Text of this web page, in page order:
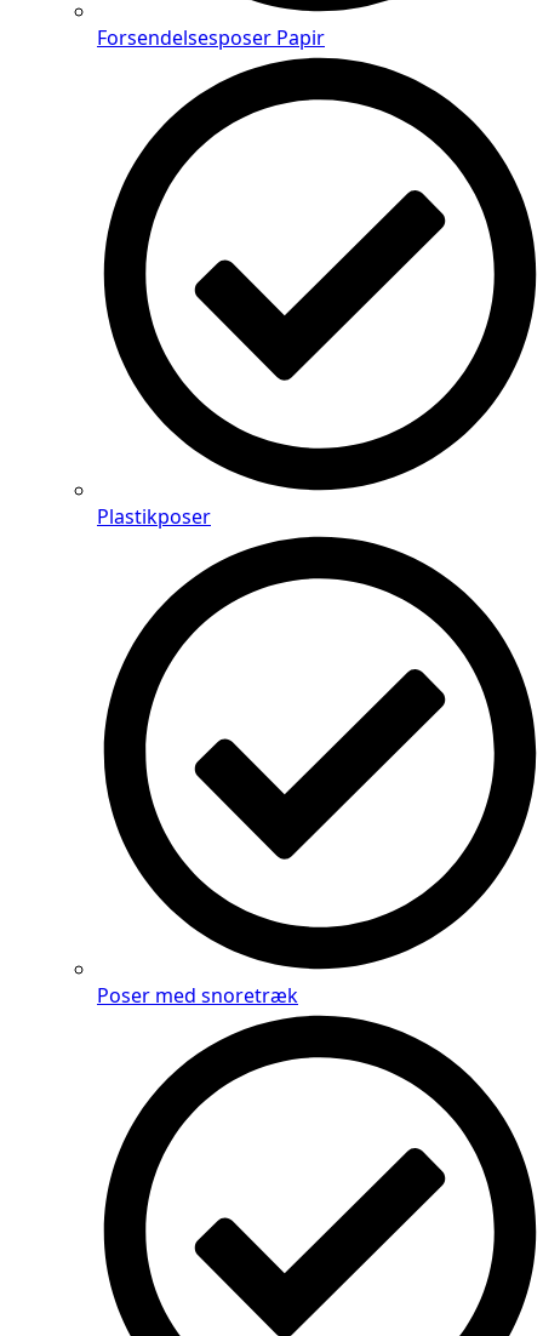
Forsendelsesposer Papir
Plastikposer
Poser med snoretræk